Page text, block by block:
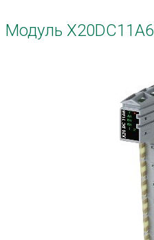
Модуль X20DC11A6